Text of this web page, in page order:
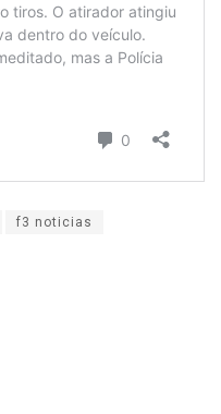
f3 noticias